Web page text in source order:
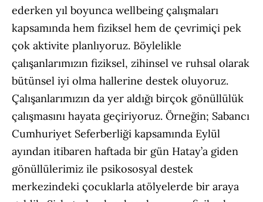
ederken yıl boyunca wellbeing çalışmaları
kapsamında hem fiziksel hem de çevrimiçi pek
çok aktivite planlıyoruz. Böylelikle
çalışanlarımızın fiziksel, zihinsel ve ruhsal olarak
bütünsel iyi olma hallerine destek oluyoruz.
Çalışanlarımızın da yer aldığı birçok gönüllülük
çalışmasını hayata geçiriyoruz. Örneğin; Sabancı
Cumhuriyet Seferberliği kapsamında Eylül
ayından itibaren haftada bir gün Hatay’a giden
gönüllülerimiz ile psikososyal destek
merkezindeki çocuklarla atölyelerde bir araya